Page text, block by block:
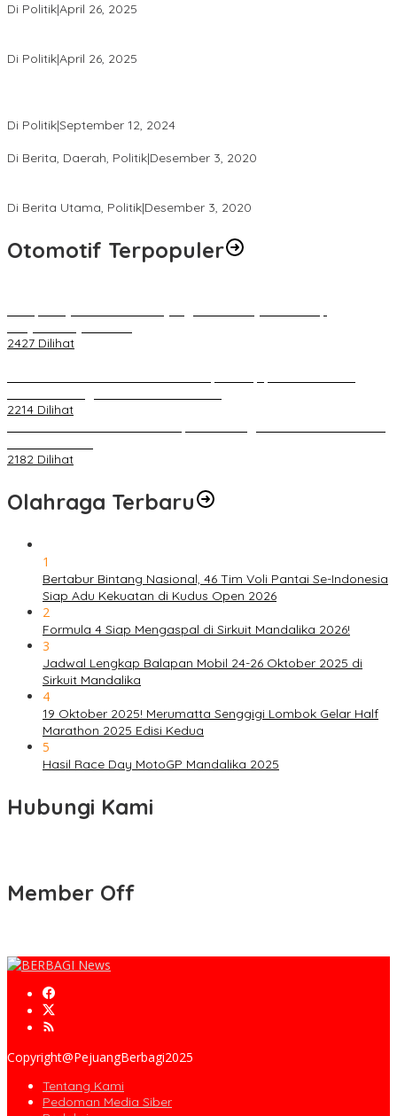
Di Politik|April 26, 2025
Di Politik|April 26, 2025
Di Politik|September 12, 2024
Di Berita, Daerah, Politik|Desember 3, 2020
Di Berita Utama, Politik|Desember 3, 2020
Otomotif Terpopuler
2427 Dilihat
2214 Dilihat
2182 Dilihat
Olahraga Terbaru
1
Bertabur Bintang Nasional, 46 Tim Voli Pantai Se-Indonesia
Siap Adu Kekuatan di Kudus Open 2026
2
Formula 4 Siap Mengaspal di Sirkuit Mandalika 2026!
3
Jadwal Lengkap Balapan Mobil 24-26 Oktober 2025 di
Sirkuit Mandalika
4
19 Oktober 2025! Merumatta Senggigi Lombok Gelar Half
Marathon 2025 Edisi Kedua
5
Hasil Race Day MotoGP Mandalika 2025
Hubungi Kami
Member Off
Copyright@PejuangBerbagi2025
Tentang Kami
Pedoman Media Siber